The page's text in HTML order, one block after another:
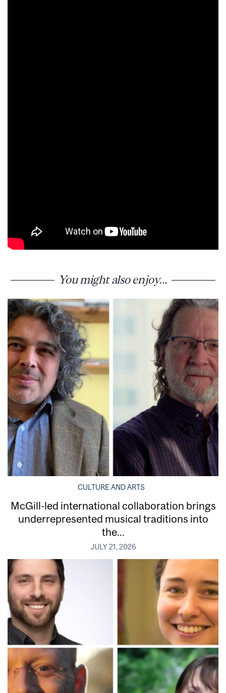
You might also enjoy...
CULTURE AND ARTS
McGill-led international collaboration brings
underrepresented musical traditions into
the...
JULY 21, 2026